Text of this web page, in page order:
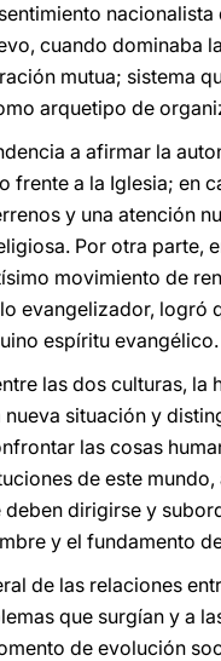
cuando dominaba
mutua; sistema
arquetipo de
a afirmar la
a la Iglesia; en
y una atención
Por otra parte,
movimiento de
evangelizador, logró
espíritu evangélico.
las dos culturas, la
situación y
las cosas
de este
dirigirse y
y el fundamento
de las relaciones
que surgían y a
de evolución